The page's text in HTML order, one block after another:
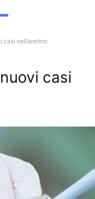
nell’aretino
casi